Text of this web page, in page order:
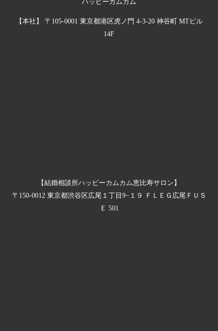
ハッピーカムカム
【本社】 〒105-0001 東京都港区虎ノ門 4-3-20 神谷町 MTビル
14F
【結婚相談所ハッピーカムカム恵比寿サロン】
〒150-0012 東京都渋谷区広尾１丁目9−１９ ＦＬＥＧ広尾ＦＵＳ
Ｅ 501